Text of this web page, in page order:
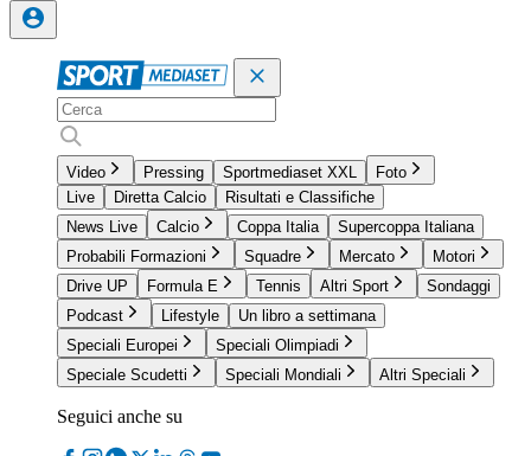
Video Pressing Sportmediaset XXL
Foto
Live
Diretta Calcio
Risultati e Classifiche
News Live
Calcio Coppa Italia
Supercoppa Italiana
Probabili Formazioni
Squadre Mercato
Motori
Drive UP
Formula E Tennis Altri Sport
Sondaggi
Podcast
Lifestyle
Un libro a settimana
Speciali Europei
Speciali Olimpiadi
Speciale Scudetti
Speciali Mondiali Altri Speciali
Seguici anche su